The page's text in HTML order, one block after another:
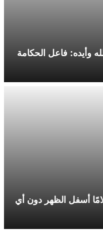
وأيده: فاعل الحكامة
أسفل الظهر دون أي